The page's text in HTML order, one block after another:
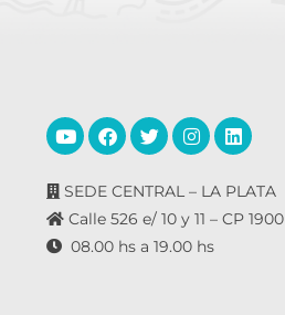
SEDE CENTRAL – LA PLATA
Calle 526 e/ 10 y 11 – CP 1900
08.00 hs a 19.00 hs